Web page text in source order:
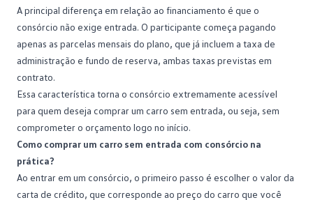
A principal diferença em relação ao financiamento é que o
consórcio não exige entrada. O participante começa pagando
apenas as parcelas mensais do plano, que já incluem a taxa de
administração e fundo de reserva, ambas taxas previstas em
contrato.
Essa característica torna o consórcio extremamente acessível
para quem deseja comprar um carro sem entrada, ou seja, sem
comprometer o orçamento logo no início.
Como comprar um carro sem entrada com consórcio na
prática?
Ao entrar em um consórcio, o primeiro passo é escolher o valor da
carta de crédito, que corresponde ao preço do carro que você